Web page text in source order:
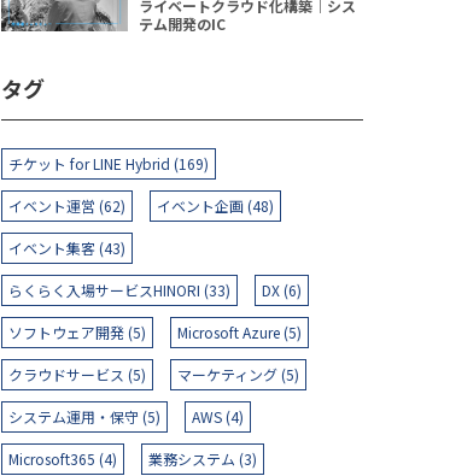
ライベートクラウド化構築｜シス
テム開発のIC
タグ
チケット for LINE Hybrid (169)
イベント運営 (62) イベント企画 (48)
イベント集客 (43)
らくらく入場サービスHINORI (33) DX (6)
ソフトウェア開発 (5) Microsoft Azure (5)
クラウドサービス (5) マーケティング (5)
システム運用・保守 (5) AWS (4)
Microsoft365 (4) 業務システム (3)